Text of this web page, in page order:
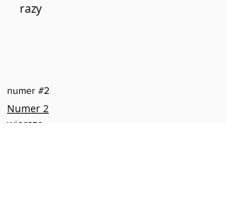
razy
numer #2
Numer 2
wiersze